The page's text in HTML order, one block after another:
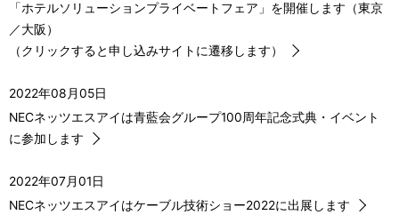
「ホテルソリューションプライベートフェア」を開催します（東京
／大阪）
（クリックすると申し込みサイトに遷移します）
2022年08月05日
NECネッツエスアイは青藍会グループ100周年記念式典・イベント
に参加します
2022年07月01日
NECネッツエスアイはケーブル技術ショー2022に出展します